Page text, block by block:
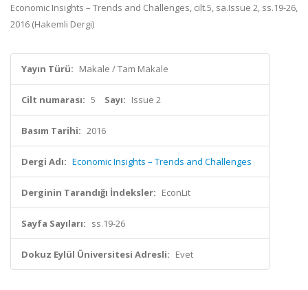
Economic Insights – Trends and Challenges, cilt.5, sa.Issue 2, ss.19-26,
2016 (Hakemli Dergi)
Yayın Türü: Makale / Tam Makale
Cilt numarası: 5 Sayı: Issue 2
Basım Tarihi: 2016
Dergi Adı: Economic Insights – Trends and Challenges
Derginin Tarandığı İndeksler: EconLit
Sayfa Sayıları: ss.19-26
Dokuz Eylül Üniversitesi Adresli: Evet